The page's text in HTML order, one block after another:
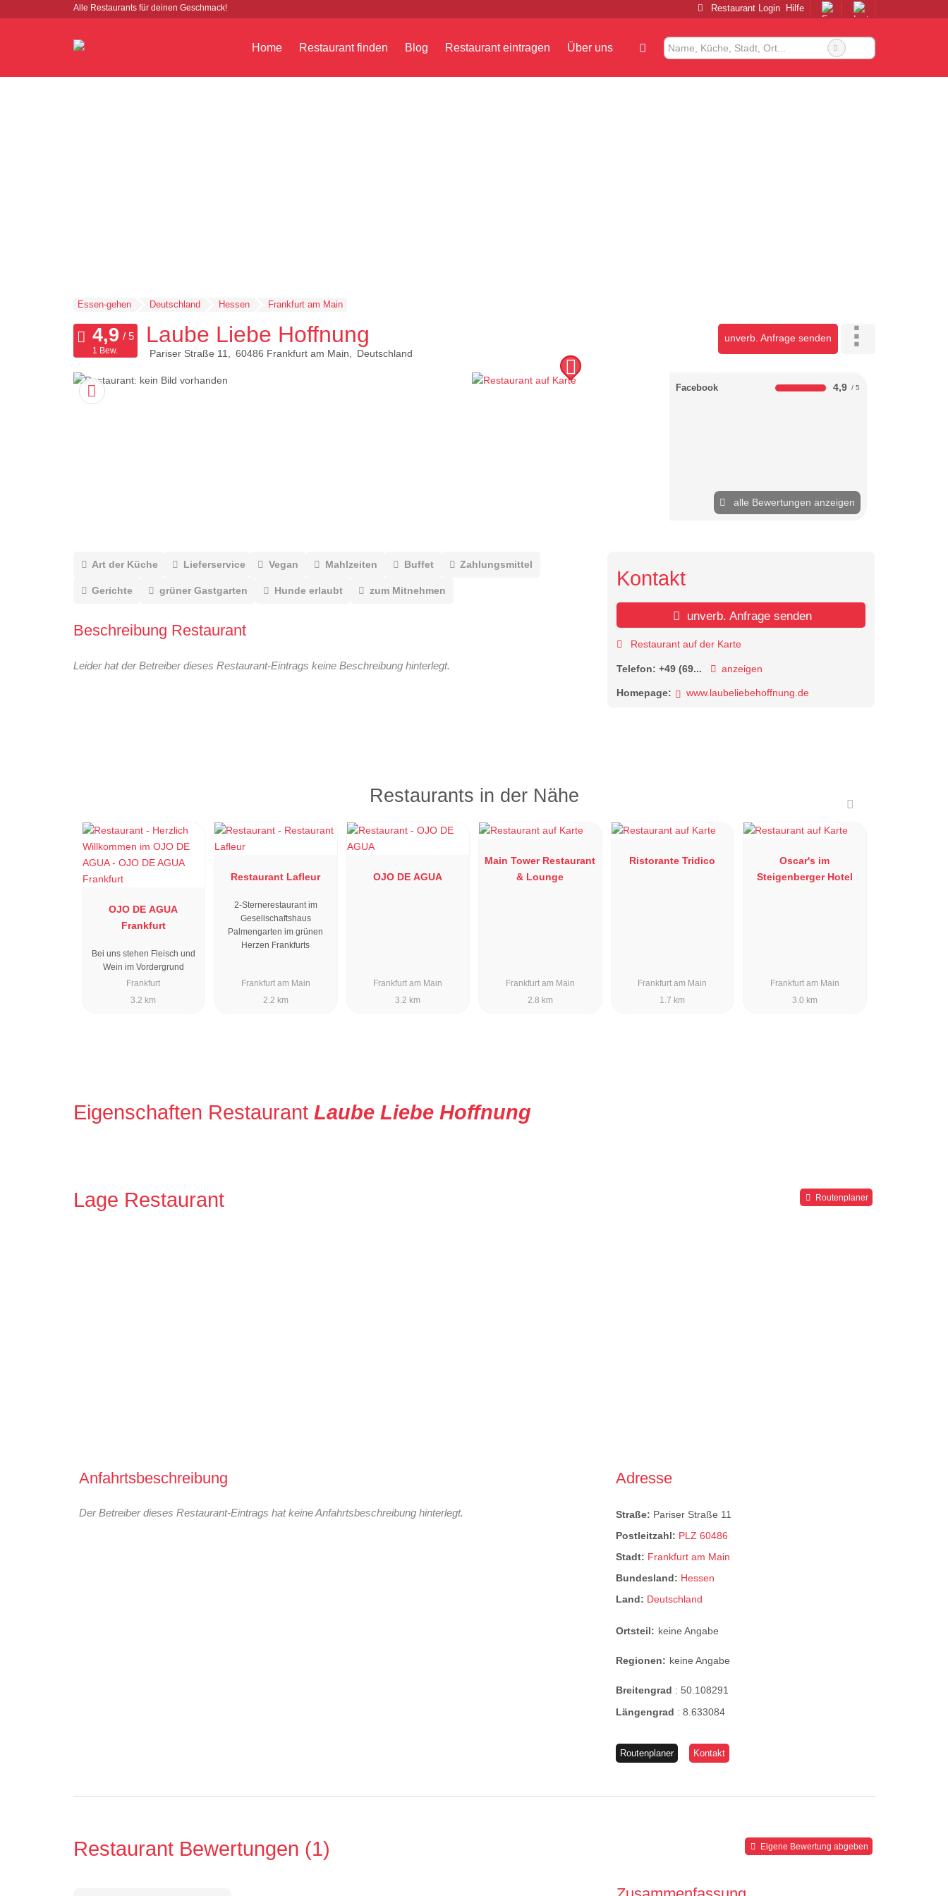
Alle Restaurants für deinen Geschmack! Restaurant Login Hilfe
Home Restaurant finden Blog Restaurant eintragen Über uns
Essen-gehen Deutschland Hessen Frankfurt am Main
Laube Liebe Hoffnung
Pariser Straße 11 60486 Frankfurt am Main Deutschland
unverb. Anfrage senden
1 Bew.
Facebook 4,9
alle Bewertungen anzeigen
Art der Küche Lieferservice Vegan Mahlzeiten Buffet Zahlungsmittel
Gerichte grüner Gastgarten Hunde erlaubt zum Mitnehmen
Beschreibung Restaurant
Leider hat der Betreiber dieses Restaurant-Eintrags keine Beschreibung hinterlegt.
Kontakt
unverb. Anfrage senden
Restaurant auf der Karte
Telefon:+49 (69... anzeigen
Homepage: www.laubeliebehoffnung.de
Restaurants in der Nähe
OJO DE AGUA
Frankfurt
Bei uns stehen Fleisch und
Wein im Vordergrund
Frankfurt
3.2 km
Restaurant Lafleur
2-Sternerestaurant im
Gesellschaftshaus
Palmengarten im grünen
Herzen Frankfurts
Frankfurt am Main
2.2 km
OJO DE AGUA
Frankfurt am Main
3.2 km
Main Tower Restaurant
& Lounge
Frankfurt am Main
2.8 km
Ristorante Tridico
Frankfurt am Main
1.7 km
Oscar's im
Steigenberger Hotel
Frankfurt am Main
3.0 km
Eigenschaften Restaurant Laube Liebe Hoffnung
Lage Restaurant Routenplaner
Anfahrtsbeschreibung
Der Betreiber dieses Restaurant-Eintrags hat keine Anfahrtsbeschreibung hinterlegt.
Adresse
Straße: Pariser Straße 11
Postleitzahl: PLZ 60486
Stadt: Frankfurt am Main
Bundesland: Hessen
Land: Deutschland
Ortsteil: keine Angabe
Regionen: keine Angabe
Breitengrad :50.108291
Längengrad :8.633084
Routenplaner Kontakt
Restaurant Bewertungen 1 Eigene Bewertung abgeben